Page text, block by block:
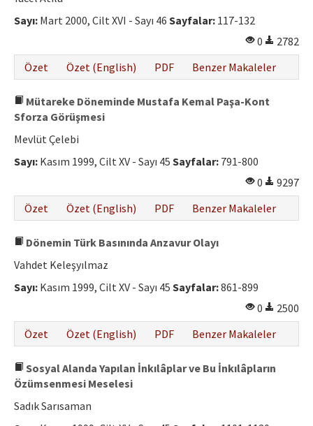
Sayı: Mart 2000, Cilt XVI - Sayı 46 Sayfalar: 117-132
0
2782
Özet
Özet (English) PDF Benzer Makaleler
Mütareke Döneminde Mustafa Kemal Paşa-Kont
Sforza Görüşmesi
Mevlüt Çelebi
Sayı: Kasım 1999, Cilt XV - Sayı 45 Sayfalar: 791-800
0
9297
Özet
Özet (English) PDF Benzer Makaleler
Dönemin Türk Basınında Anzavur Olayı
Vahdet Keleşyılmaz
Sayı: Kasım 1999, Cilt XV - Sayı 45 Sayfalar:861-899
0
2500
Özet
Özet (English) PDF Benzer Makaleler
Sosyal Alanda Yapılan İnkılâplar ve Bu İnkılâpların
Özümsenmesi Meselesi
Sadık Sarısaman